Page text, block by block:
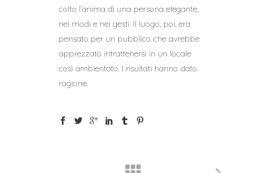
colto l’anima di una persona elegante,
nei modi e nei gesti. Il luogo, poi, era
pensato per un pubblico che avrebbe
apprezzato intrattenersi in un locale
così ambientato. I risultati hanno dato
ragione.